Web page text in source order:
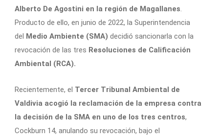
Alberto De Agostini en la región de Magallanes.
Producto de ello, en junio de 2022, la Superintendencia
del Medio Ambiente (SMA) decidió sancionarla con la
revocación de las tres Resoluciones de Calificación
Ambiental (RCA).
Recientemente, el Tercer Tribunal Ambiental de
Valdivia acogió la reclamación de la empresa contra
la decisión de la SMA en uno de los tres centros,
Cockburn 14, anulando su revocación, bajo el